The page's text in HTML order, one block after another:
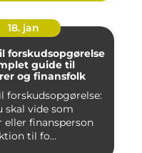
18. jan
forskudsopgørelse
guide til
og finansfolk
forskudsopgørelse:
skal vide som
eller finansperson
til fo...